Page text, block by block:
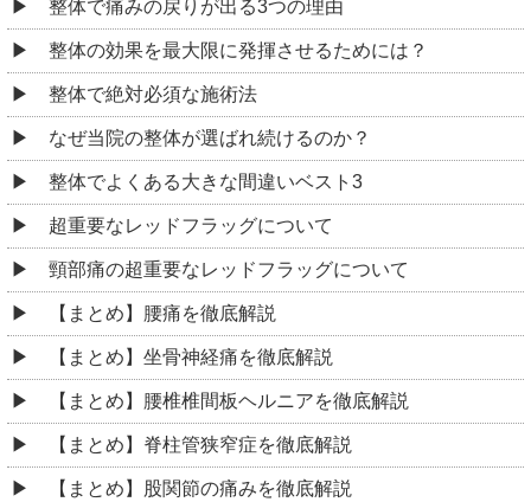
整体で痛みの戻りが出る3つの理由
整体の効果を最大限に発揮させるためには？
整体で絶対必須な施術法
なぜ当院の整体が選ばれ続けるのか？
整体でよくある大きな間違いベスト3
超重要なレッドフラッグについて
頸部痛の超重要なレッドフラッグについて
【まとめ】腰痛を徹底解説
【まとめ】坐骨神経痛を徹底解説
【まとめ】腰椎椎間板ヘルニアを徹底解説
【まとめ】脊柱管狭窄症を徹底解説
【まとめ】股関節の痛みを徹底解説